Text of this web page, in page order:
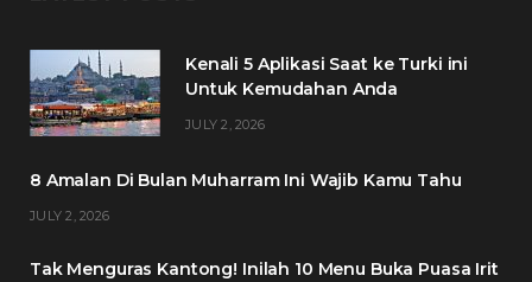
b
t
a
e
Kenali 5 Aplikasi Saat ke Turki ini
Untuk Kemudahan Anda
JULY 2, 2026
8 Amalan Di Bulan Muharram Ini Wajib Kamu Tahu
JULY 2, 2026
Tak Menguras Kantong! Inilah 10 Menu Buka Puasa Irit